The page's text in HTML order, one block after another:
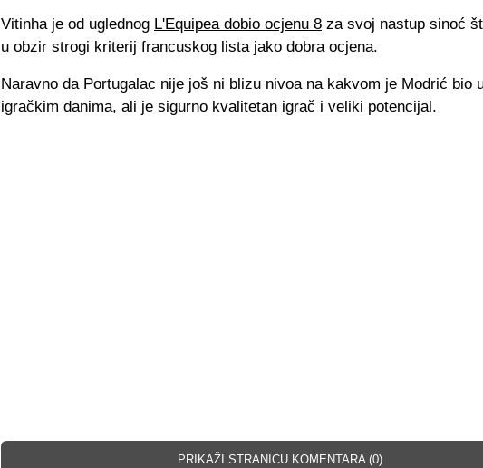
Vitinha je od uglednog L'Equipea dobio ocjenu 8 za svoj nastup sinoć
u obzir strogi kriterij francuskog lista jako dobra ocjena.
Naravno da Portugalac nije još ni blizu nivoa na kakvom je Modrić bio
igračkim danima, ali je sigurno kvalitetan igrač i veliki potencijal.
PRIKAŽI STRANICU KOMENTARA (0)